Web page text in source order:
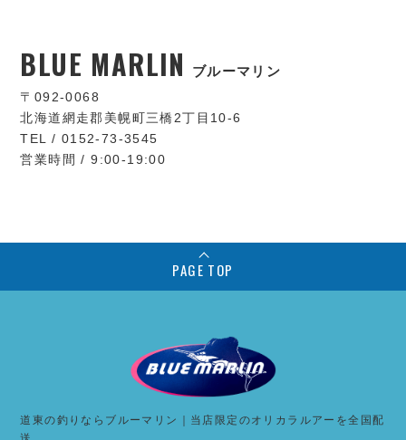
BLUE MARLIN ブルーマリン
〒092-0068
北海道網走郡美幌町三橋2丁目10-6
TEL / 0152-73-3545
営業時間 / 9:00-19:00
PAGE TOP
道東の釣りならブルーマリン｜当店限定のオリカラルアーを全国配